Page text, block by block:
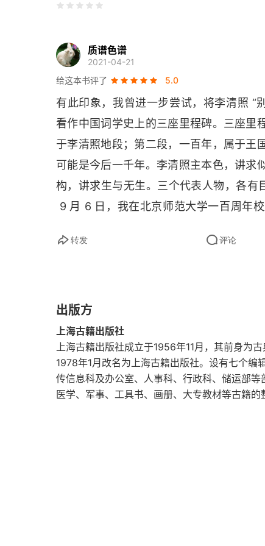
一一 温飞卿词
一二 飞卿、端己、正中三家词品
一三 南唐中主词
一五 词至李后主而眼界始大
一六 词人赤子之心
二〇 正中《醉花间》
二一 绿杨楼外出秋千
二二 永叔、少游词品
二三 正中咏春草词
质谱色谱
2021-04-21
给这本书评了
5.0
有此印象，我曾进一步尝试，将李清照 “
看作中国词学史上的三座里程碑。三座里
于李清照地段；第二段，一百年，属于王
可能是今后一千年。李清照主本色，讲求
构，讲求生与无生。三个代表人物，各
9 月 6 日，我在北京师范大学一百周年
转发 评论
出版方
上海古籍出版社
上海古籍出版社成立于1956年11月，其前身为
1978年1月改名为上海古籍出版社。设有七个
传信息科及办公室、人事科、行政科、储运部等
医学、军事、工具书、画册、大专教材等古籍